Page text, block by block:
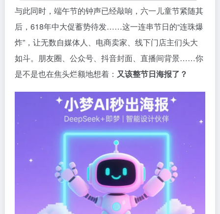
与此同时，端午节的钟声已经敲响，六一儿童节紧随其
后，618年中大促蓄势待发……这一连串节日的“连珠爆
炸”，让无数自媒体人、电商卖家、线下门店主们头大
如斗。朋友圈、公众号、抖音封面、直播间背景……你
是不是也在焦头烂额地想着： 又该整节日海报了？